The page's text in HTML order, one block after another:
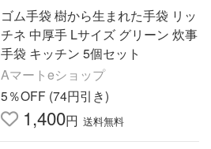
ゴム手袋 樹から生まれた手袋 リッ
チネ 中厚手 Lサイズ グリーン 炊事
手袋 キッチン 5個セット
Aマートeショップ
5％OFF (74円引き)
1,400円 送料無料